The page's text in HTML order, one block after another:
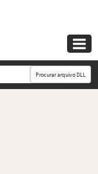

Procurar arquivo DLL